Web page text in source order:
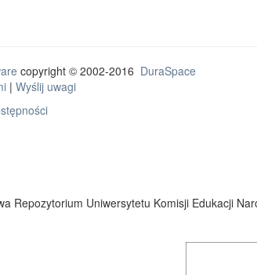
copyright © 2002-2016 DuraSpace
| Wyślij uwagi
Repozytorium Uniwersytetu Komisji Edukacji